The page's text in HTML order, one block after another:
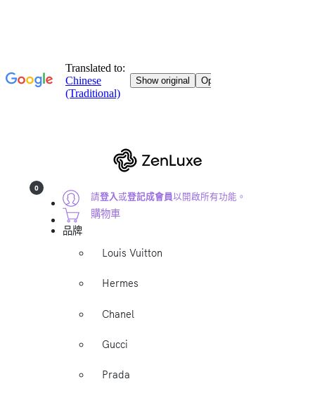
請登入或登記成會員以開啟所有功能。
0
購物車
品牌
Louis Vuitton
Hermes
Chanel
Gucci
Prada